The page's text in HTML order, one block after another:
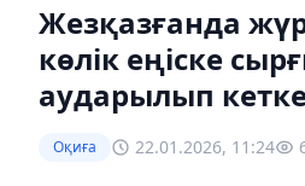
Жезқазғанда
көлік еңіске
аударылып
Оқиға 22.01.2026, 11:24